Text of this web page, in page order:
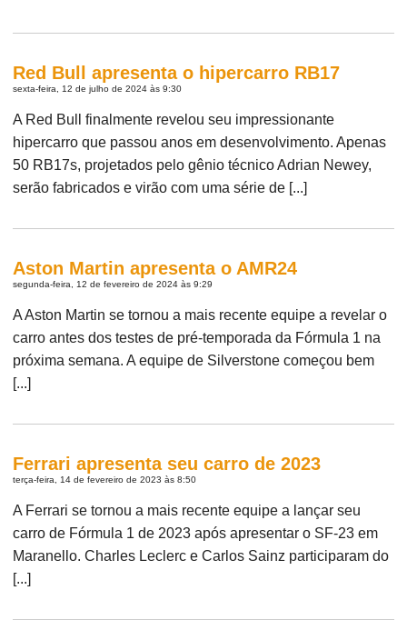
Red Bull apresenta o hipercarro RB17
sexta-feira, 12 de julho de 2024 às 9:30
A Red Bull finalmente revelou seu impressionante
hipercarro que passou anos em desenvolvimento. Apenas
50 RB17s, projetados pelo gênio técnico Adrian Newey,
serão fabricados e virão com uma série de [...]
Aston Martin apresenta o AMR24
segunda-feira, 12 de fevereiro de 2024 às 9:29
A Aston Martin se tornou a mais recente equipe a revelar o
carro antes dos testes de pré-temporada da Fórmula 1 na
próxima semana. A equipe de Silverstone começou bem
[...]
Ferrari apresenta seu carro de 2023
terça-feira, 14 de fevereiro de 2023 às 8:50
A Ferrari se tornou a mais recente equipe a lançar seu
carro de Fórmula 1 de 2023 após apresentar o SF-23 em
Maranello. Charles Leclerc e Carlos Sainz participaram do
[...]